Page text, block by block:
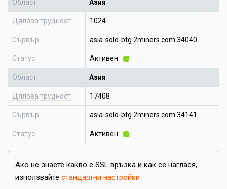
Област Азия
Дялова трудност 1024
Сървър asia-solo-btg.2miners.com:34040
Статус Активен
Област Азия
Дялова трудност 17408
Сървър asia-solo-btg.2miners.com:34141
Статус Активен
Ако не знаете какво е SSL връзка и как се наглася,
използвайте стандартни настройки